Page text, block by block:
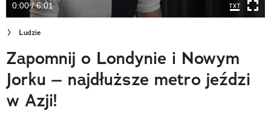
Cuda Polski
Wielki Konkurs Fotograficzny
Trendbook Podróżniczy
Polecane
0:00 / 6:01
Ludzie
Zapomnij o Londynie i Nowym
Jorku – najdłuższe metro jeździ
w Azji!